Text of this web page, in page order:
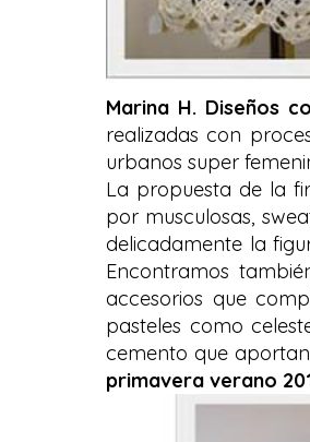
Marina H. Diseños
realizadas con
urbanos super
La propuesta de la
por musculosas,
delicadamente la
Encontramos
accesorios que
pasteles como
cemento que
primavera verano